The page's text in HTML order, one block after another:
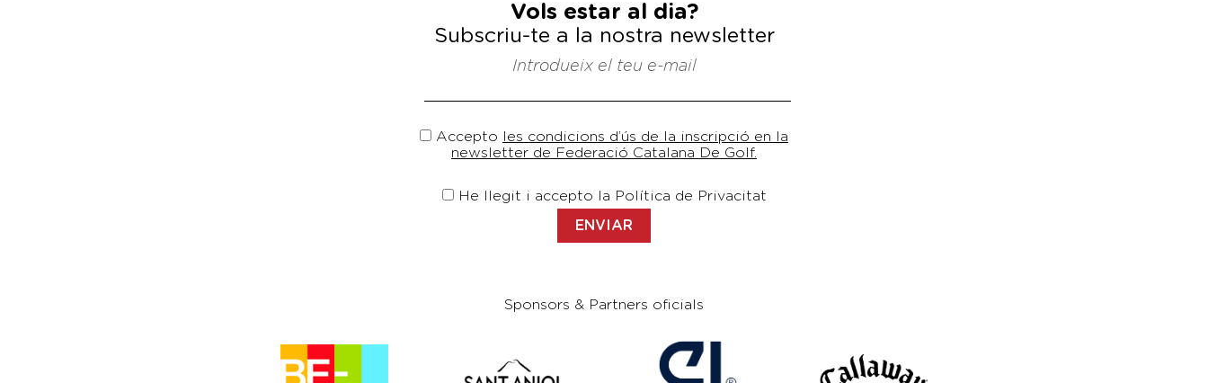
Vols estar al dia?
Subscriu-te a la nostra newsletter
Introdueix el teu e-mail
Accepto les condicions d’ús de la inscripció en la
newsletter de Federació Catalana De Golf.
He llegit i accepto la Política de Privacitat
Sponsors & Partners oficials